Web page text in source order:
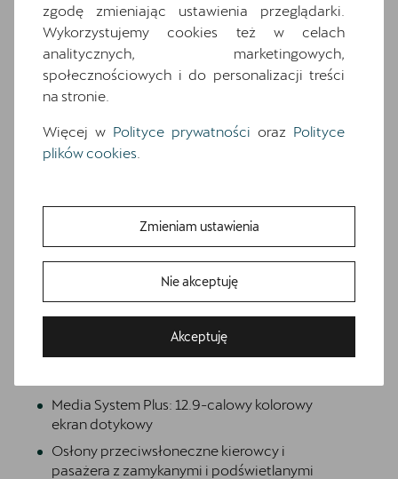
Przetestuj model z wybranym silnikiem i skrzynią biegów
Wyposażenie dodatkowe i pakiety
18-calowe felgi aluminiowe TEMPEST w
kolorze srebrnym
6 głośników
boczne, 2 kurtyny powietrzne, poduszka
centralna)
Czujniki parkowania z przodu i z tyłu
Dwupoziomowa podłoga bagażnika
Fotele przednie, sportowe
Gniazdo 12V z przodu i 230V w bagażniku
Informacje o oponach
Materiałowa ze skórą ekologiczną w kolorze
Media System Plus: 12.9-calowy kolorowy
ekran dotykowy
Osłony przeciwsłoneczne kierowcy i
pasażera z zamykanymi i podświetlanymi
zgodę zmieniając ustawienia przeglądarki.
Wykorzystujemy cookies też w celach
analitycznych, marketingowych,
społecznościowych i do personalizacji treści
na stronie.
Więcej w Polityce prywatności oraz Polityce
plików cookies
Zmieniam ustawienia
Nie akceptuję
Akceptuję